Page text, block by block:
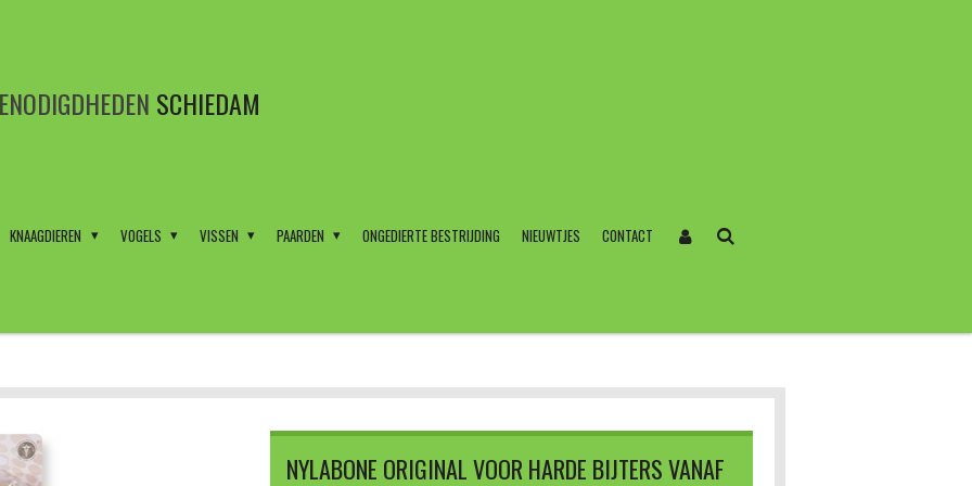
SCHIEDAM
KNAAGDIEREN VOGELS VISSEN PAARDEN ONGEDIERTE BESTRIJDING NIEUWTJES CONTACT
NYLABONE ORIGINAL VOOR HARDE BIJTERS VANAF